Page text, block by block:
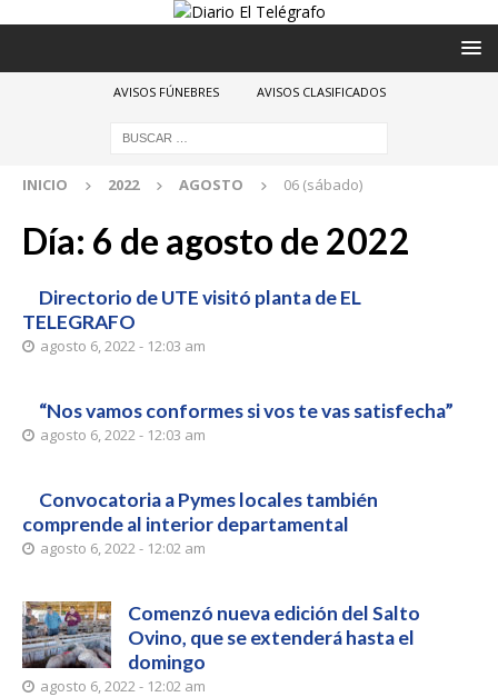
AVISOS FÚNEBRES AVISOS CLASIFICADOS
INICIO 2022 AGOSTO 06 (sábado)
Día: 6 de agosto de 2022
Directorio de UTE visitó planta de EL
TELEGRAFO
agosto 6, 2022 - 12:03 am
“Nos vamos conformes si vos te vas satisfecha”
agosto 6, 2022 - 12:03 am
Convocatoria a Pymes locales también
comprende al interior departamental
agosto 6, 2022 - 12:02 am
Comenzó nueva edición del Salto
Ovino, que se extenderá hasta el
domingo
agosto 6, 2022 - 12:02 am